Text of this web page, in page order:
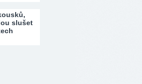
slušet